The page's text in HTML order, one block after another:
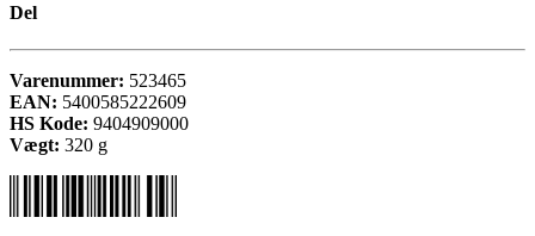
Del
Varenummer: 523465
EAN: 5400585222609
HS Kode: 9404909000
Vægt: 320 g